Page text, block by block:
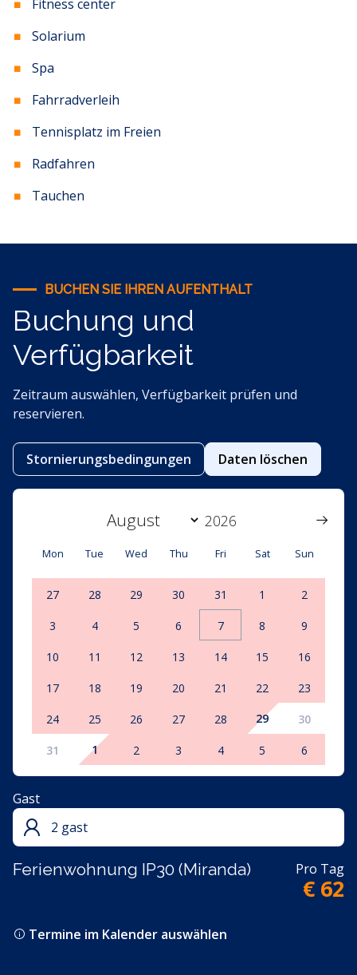
Fitness center
Solarium
Spa
Fahrradverleih
Tennisplatz im Freien
Radfahren
Tauchen
BUCHEN SIE IHREN AUFENTHALT
Buchung und
Verfügbarkeit
Zeitraum auswählen, Verfügbarkeit prüfen und
reservieren.
Stornierungsbedingungen Daten löschen
Mon Tue Wed Thu Fri Sat Sun
27 28 29 30 31 1 2
3 4 5 6 7 8 9
10 11 12 13 14 15 16
17 18 19 20 21 22 23
24 25 26 27 28 29 30
31 1 2 3 4 5 6
Ferienwohnung IP30 (Miranda) Pro Tag
€ 62
Gast
2 gast
Termine im Kalender auswählen